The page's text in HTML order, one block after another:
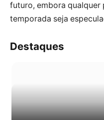
futuro, embora qualquer
temporada seja
Destaques